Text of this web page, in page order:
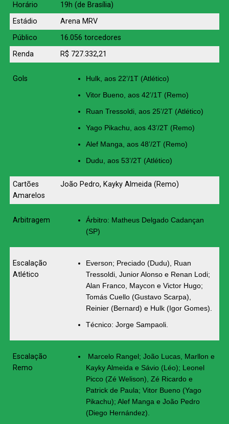
Horário
19h (de Brasília)
Estádio
Arena MRV
Público
16.056 torcedores
Renda
R$ 727.332,21
Gols
Hulk, aos 22’/1T (Atlético)
Vitor Bueno, aos 42’/1T (Remo)
Ruan Tressoldi, aos 25’/2T (Atlético)
Yago Pikachu, aos 43’/2T (Remo)
Alef Manga, aos 48’/2T (Remo)
Dudu, aos 53’/2T (Atlético)
Cartões
Amarelos
João Pedro, Kayky Almeida (Remo)
Arbitragem
Árbitro: Matheus Delgado Cadançan
(SP)
Escalação
Atlético
Everson; Preciado (Dudu), Ruan
Tressoldi, Junior Alonso e Renan Lodi;
Alan Franco, Maycon e Victor Hugo;
Tomás Cuello (Gustavo Scarpa),
Reinier (Bernard) e Hulk (Igor Gomes).
Técnico: Jorge Sampaoli.
Escalação
Remo
Marcelo Rangel; João Lucas, Marllon e
Kayky Almeida e Sávio (Léo); Leonel
Picco (Zé Welison), Zé Ricardo e
Patrick de Paula; Vitor Bueno (Yago
Pikachu); Alef Manga e João Pedro
(Diego Hernández).